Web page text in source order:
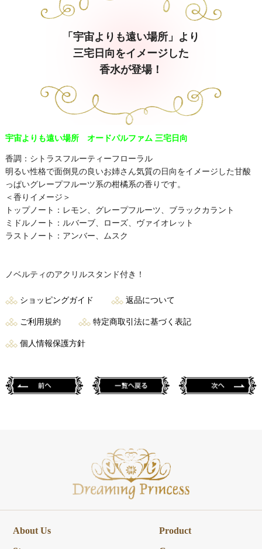
「宇宙よりも遠い場所」より
三宅日向をイメージした
香水が登場！
宇宙よりも遠い場所 オードパルファム 三宅日向
香調：シトラスフルーティーフローラル
明るい性格で面倒見の良いお姉さん気質の日向をイメージした甘酸
っぱいグレープフルーツ系の柑橘系の香りです。
＜香りイメージ＞
トップノート：レモン、グレープフルーツ、ブラックカラント
ミドルノート：ルバーブ、ローズ、ヴァイオレット
ラストノート：アンバー、ムスク
ノベルティのアクリルスタンド付き！
ショッピングガイド 返品について
ご利用規約 特定商取引法に基づく表記
個人情報保護方針
About Us Product